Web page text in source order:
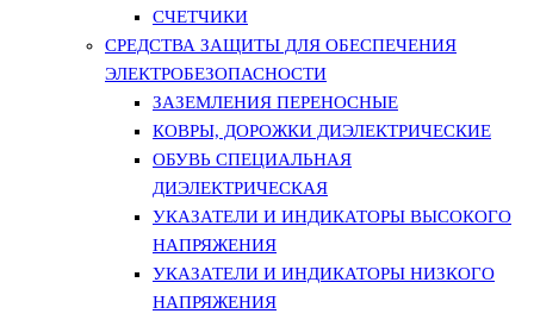
СЧЕТЧИКИ
СРЕДСТВА ЗАЩИТЫ ДЛЯ ОБЕСПЕЧЕНИЯ
ЭЛЕКТРОБЕЗОПАСНОСТИ
ЗАЗЕМЛЕНИЯ ПЕРЕНОСНЫЕ
КОВРЫ, ДОРОЖКИ ДИЭЛЕКТРИЧЕСКИЕ
ОБУВЬ СПЕЦИАЛЬНАЯ
ДИЭЛЕКТРИЧЕСКАЯ
УКАЗАТЕЛИ И ИНДИКАТОРЫ ВЫСОКОГО
НАПРЯЖЕНИЯ
УКАЗАТЕЛИ И ИНДИКАТОРЫ НИЗКОГО
НАПРЯЖЕНИЯ